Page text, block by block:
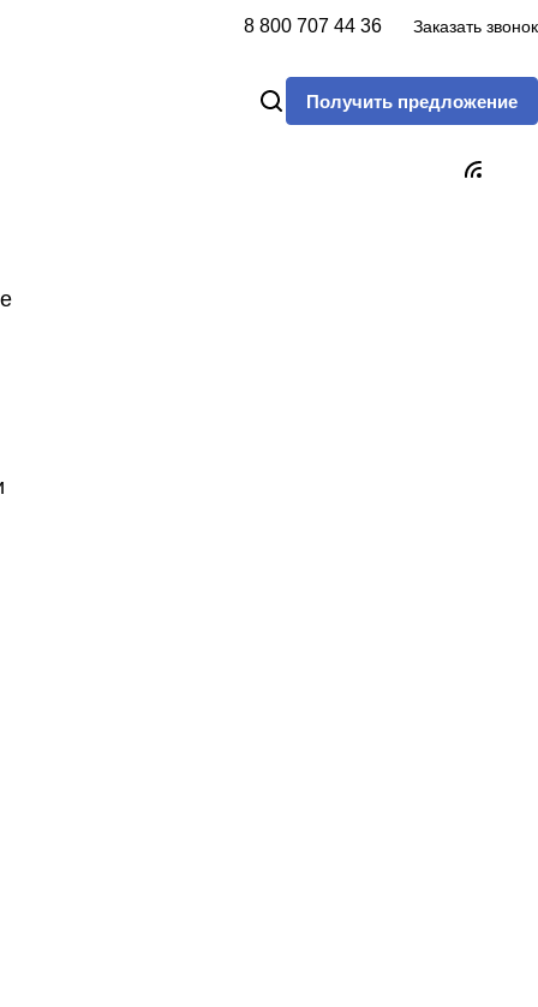
8 800 707 44 36 Заказать звонок
Получить предложение